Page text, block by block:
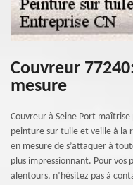
Couvreur
mesure
Couvreur à Seine Port
peinture sur tuile et veille à la
en mesure de s’attaquer à
plus impressionnant. Pour vos
alentours, n’hésitez pas à